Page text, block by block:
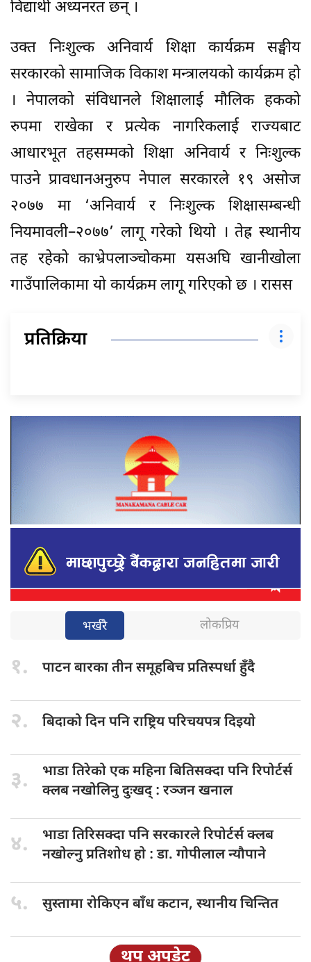
विद्यार्थी अध्यनरत छन् ।
उक्त निःशुल्क अनिवार्य शिक्षा कार्यक्रम सङ्घीय
सरकारको सामाजिक विकाश मन्त्रालयको कार्यक्रम हो
। नेपालको संविधानले शिक्षालाई मौलिक हकको
रुपमा राखेका र प्रत्येक नागरिकलाई राज्यबाट
आधारभूत तहसम्मको शिक्षा अनिवार्य र निःशुल्क
पाउने प्रावधानअनुरुप नेपाल सरकारले १९ असोज
२०७७ मा ‘अनिवार्य र निःशुल्क शिक्षासम्बन्धी
नियमावली–२०७७’ लागू गरेको थियो । तेह्र स्थानीय
तह रहेको काभ्रेपलाञ्चोकमा यसअघि खानीखोला
गाउँपालिकामा यो कार्यक्रम लागू गरिएको छ । रासस
प्रतिक्रिया
भर्खरै लोकप्रिय
१. पाटन बारकातीन समूहबिच प्रतिस्पर्धा हुँदै
२. बिदाको दिनपनि राष्ट्रिय परिचयपत्र दिइयाे
३. भाडा तिरेकोएक महिना बितिसक्दा पनि रिपोर्टर्स
क्लब नखोलिनु दुःखद् : रञ्जन खनाल
४. भाडा तिरिसक्दापनि सरकारले रिपोर्टर्स क्लब
नखोल्नु प्रतिशोध हाे : डा‍‍‍. गोपीलाल न्यौपाने
५. सुस्तामा रोकिएनबाँध कटान, स्थानीय चिन्तित
थप अपडेट